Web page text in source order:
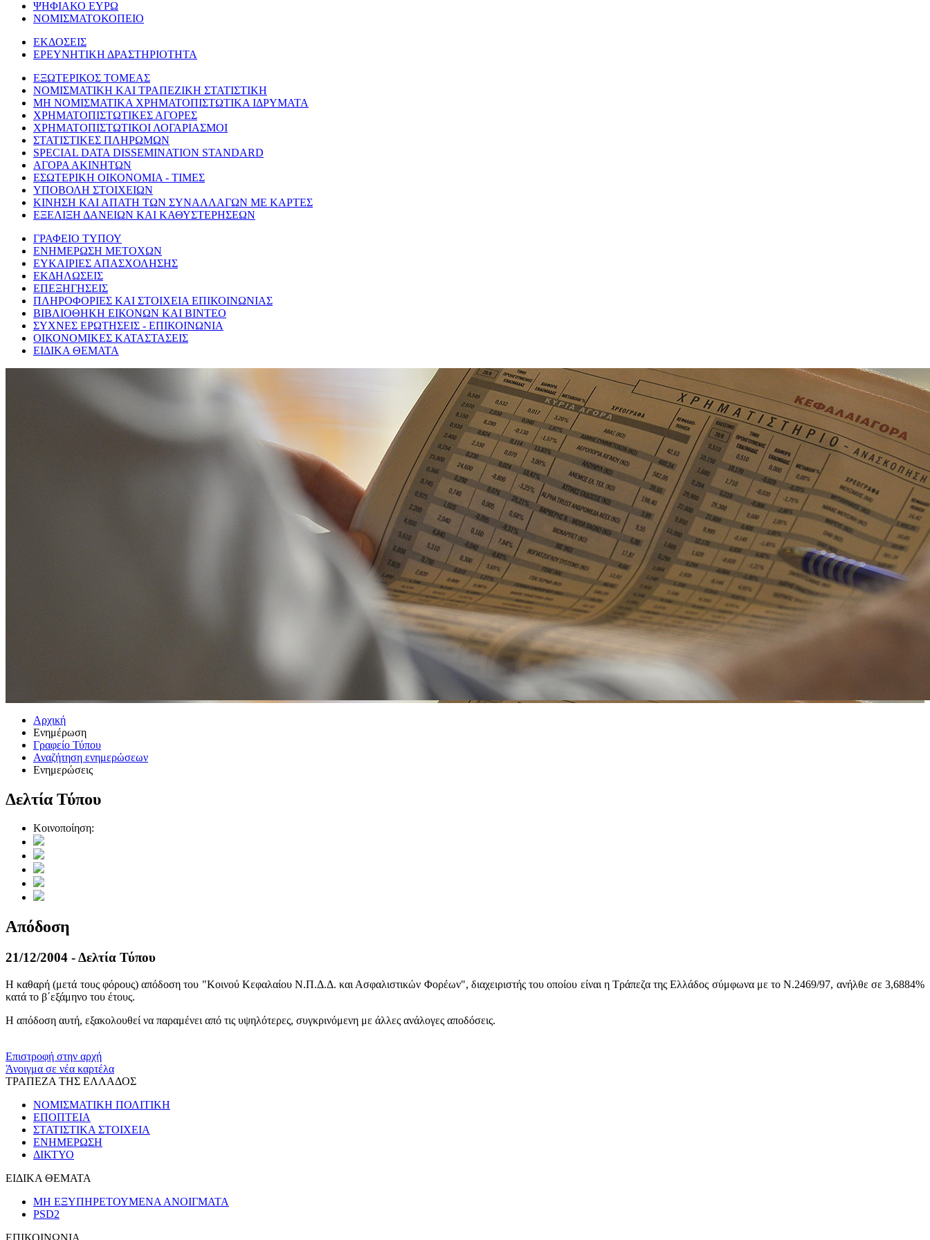
ΨΗΦΙΑΚΟ ΕΥΡΩ
ΝΟΜΙΣΜΑΤΟΚΟΠΕΙΟ
ΕΚΔΟΣΕΙΣ
ΕΡΕΥΝΗΤΙΚΗ ΔΡΑΣΤΗΡΙΟΤΗΤΑ
ΕΞΩΤΕΡΙΚΟΣ ΤΟΜΕΑΣ
ΝΟΜΙΣΜΑΤΙΚΗ ΚΑΙ ΤΡΑΠΕΖΙΚΗ ΣΤΑΤΙΣΤΙΚΗ
ΜΗ ΝΟΜΙΣΜΑΤΙΚΑ ΧΡΗΜΑΤΟΠΙΣΤΩΤΙΚΑ ΙΔΡΥΜΑΤΑ
ΧΡΗΜΑΤΟΠΙΣΤΩΤΙΚΕΣ ΑΓΟΡΕΣ
ΧΡΗΜΑΤΟΠΙΣΤΩΤΙΚΟΙ ΛΟΓΑΡΙΑΣΜΟΙ
ΣΤΑΤΙΣΤΙΚΕΣ ΠΛΗΡΩΜΩΝ
SPECIAL DATA DISSEMINATION STANDARD
ΑΓΟΡΑ ΑΚΙΝΗΤΩΝ
ΕΣΩΤΕΡΙΚΗ ΟΙΚΟΝΟΜΙΑ - ΤΙΜΕΣ
ΥΠΟΒΟΛΗ ΣΤΟΙΧΕΙΩΝ
ΚΙΝΗΣΗ ΚΑΙ ΑΠΑΤΗ ΤΩΝ ΣΥΝΑΛΛΑΓΩΝ ΜΕ ΚΑΡΤΕΣ
ΕΞΕΛΙΞΗ ΔΑΝΕΙΩΝ ΚΑΙ ΚΑΘΥΣΤΕΡΗΣΕΩΝ
ΓΡΑΦΕΙΟ ΤΥΠΟΥ
ΕΝΗΜΕΡΩΣΗ ΜΕΤΟΧΩΝ
ΕΥΚΑΙΡΙΕΣ ΑΠΑΣΧΟΛΗΣΗΣ
ΕΚΔΗΛΩΣΕΙΣ
ΕΠΕΞΗΓΗΣΕΙΣ
ΠΛΗΡΟΦΟΡΙΕΣ ΚΑΙ ΣΤΟΙΧΕΙΑ ΕΠΙΚΟΙΝΩΝΙΑΣ
ΒΙΒΛΙΟΘΗΚΗ ΕΙΚΟΝΩΝ ΚΑΙ ΒΙΝΤΕΟ
ΣΥΧΝΕΣ ΕΡΩΤΗΣΕΙΣ - ΕΠΙΚΟΙΝΩΝΙΑ
ΟΙΚΟΝΟΜΙΚΕΣ ΚΑΤΑΣΤΑΣΕΙΣ
ΕΙΔΙΚΑ ΘΕΜΑΤΑ
Αρχική
Ενημέρωση
Γραφείο Τύπου
Αναζήτηση ενημερώσεων
Ενημερώσεις
Δελτία Τύπου
Κοινοποίηση:
Απόδοση
21/12/2004 - Δελτία Τύπου
Η καθαρή (μετά τους φόρους) απόδοση του "Koινού Κεφαλαίου Ν.Π.Δ.Δ. και Ασφαλιστικών Φορέων", διαχειριστής του οποίου είναι η Τράπεζα της Ελλάδος σύμφωνα με το Ν.2469/97, ανήλθε σε 3,6884%
κατά το β΄εξάμηνο του έτους.
Η απόδοση αυτή, εξακολουθεί να παραμένει από τις υψηλότερες, συγκρινόμενη με άλλες ανάλογες αποδόσεις.
Επιστροφή στην αρχή
Άνοιγμα σε νέα καρτέλα
ΤΡΑΠΕΖΑ ΤΗΣ ΕΛΛΑΔΟΣ
ΝΟΜΙΣΜΑΤΙΚΗ ΠΟΛΙΤΙΚΗ
ΕΠΟΠΤΕΙΑ
ΣΤΑΤΙΣΤΙΚΑ ΣΤΟΙΧΕΙΑ
ΕΝΗΜΕΡΩΣΗ
ΔΙΚΤΥΟ
ΕΙΔΙΚΑ ΘΕΜΑΤΑ
ΜΗ ΕΞΥΠΗΡΕΤΟΥΜΕΝΑ ΑΝΟΙΓΜΑΤΑ
PSD2
ΕΠΙΚΟΙΝΩΝΙΑ